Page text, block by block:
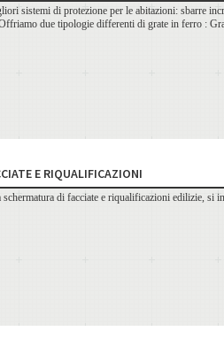
sistemi di protezione per le abitazioni: sbarre
due tipologie differenti di grate in ferro :
E RIQUALIFICAZIONI
di facciate e riqualificazioni edilizie, si